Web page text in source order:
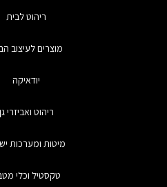
ריהוט לבית
מוצרים לעיצוב הבית
יודאיקה
ריהוט ואביזרי גן
מיטות ומערכות ישיבה
טקסטיל וכלי מטבח